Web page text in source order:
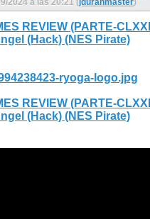
2024 a las 20:21 (jduranmaster)
REVIEW (PARTE-
(Hack) (NES Pirate)
ryoga-logo.jpg
REVIEW (PARTE-
(Hack) (NES Pirate)